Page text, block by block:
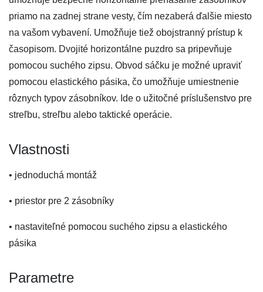
priamo na zadnej strane vesty, čím nezaberá ďalšie miesto
na vašom vybavení. Umožňuje tiež obojstranný prístup k
časopisom. Dvojité horizontálne puzdro sa pripevňuje
pomocou suchého zipsu. Obvod sáčku je možné upraviť
pomocou elastického pásika, čo umožňuje umiestnenie
rôznych typov zásobníkov. Ide o užitočné príslušenstvo pre
streľbu, streľbu alebo taktické operácie.
Vlastnosti
• jednoduchá montáž
• priestor pre 2 zásobníky
• nastaviteľné pomocou suchého zipsu a elastického
pásika
Parametre